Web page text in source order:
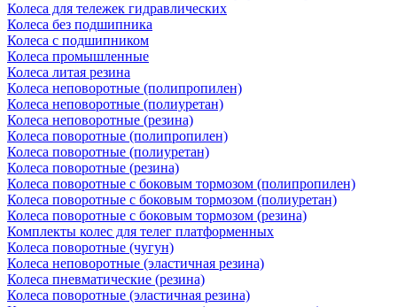
Колеса для тележек гидравлических
Колеса без подшипника
Колеса с подшипником
Колеса промышленные
Колеса литая резина
Колеса неповоротные (полипропилен)
Колеса неповоротные (полиуретан)
Колеса неповоротные (резина)
Колеса поворотные (полипропилен)
Колеса поворотные (полиуретан)
Колеса поворотные (резина)
Колеса поворотные c боковым тормозом (полипропилен)
Колеса поворотные c боковым тормозом (полиуретан)
Колеса поворотные c боковым тормозом (резина)
Комплекты колес для телег платформенных
Колеса поворотные (чугун)
Колеса неповоротные (эластичная резина)
Колеса пневматические (резина)
Колеса поворотные (эластичная резина)